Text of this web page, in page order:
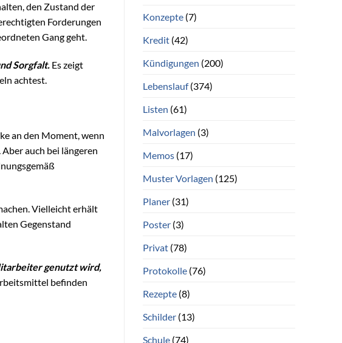
den Zustand der
Forderungen
Gang geht.
Sorgfalt. Es zeigt
achtest.
an den Moment, wenn
auch bei längeren
Vielleicht erhält
Gegenstand
genutzt wird,
befinden
Konzepte(7)
Kredit(42)
Kündigungen (200)
Lebenslauf(374)
Listen (61)
Malvorlagen (3)
Memos(17)
Muster Vorlagen (125)
Planer(31)
Poster(3)
Privat(78)
Protokolle(76)
Rezepte(8)
Schilder(13)
Schule(74)